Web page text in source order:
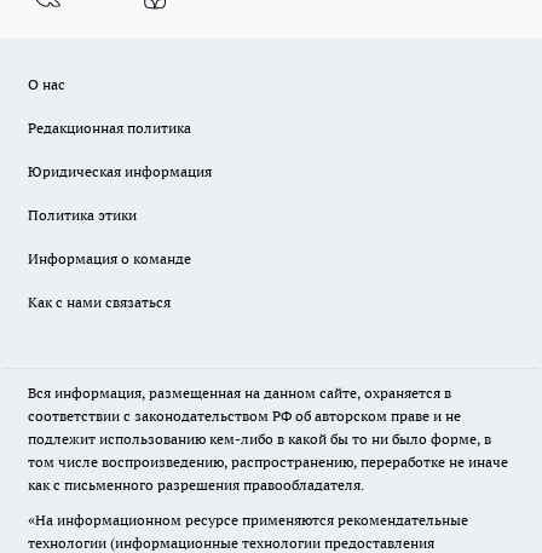
О нас
Редакционная политика
Юридическая информация
Политика этики
Информация о команде
Как с нами связаться
Вся информация, размещенная на данном сайте, охраняется в
соответствии с законодательством РФ об авторском праве и не
подлежит использованию кем-либо в какой бы то ни было форме, в
том числе воспроизведению, распространению, переработке не иначе
как с письменного разрешения правообладателя.
«На информационном ресурсе применяются рекомендательные
технологии (информационные технологии предоставления